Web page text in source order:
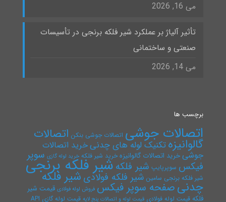
می 16, 2026
تأثیر آلیاژ بر عملکرد شیر فلکه برنجی در تأسیسات
صنعتی و ساختمانی
می 14, 2026
برچسب ها
اتصالات جوشی اتصالات جوشی بنکن اتصالات
گالوانیزهتکنیک لوله های چدنیخرید اتصالات
جوشیخرید اتصالات گالوانیزه خرید شیر فلکه خرید لوله گازی سوپر
فیکس سوپرپایپ شیر فلکه شیر فلکه برنجی
شیر فلکه برنجی سامین شیر فلکه فولادی شیر فلکه
چدنیصفحه سوپر فیکس فروش لوله فولادی قیمت شیر
فلکه قیمت لوله فولادی قیمت لوله و اتصالات پنج لایه قیمت لوله گازی API